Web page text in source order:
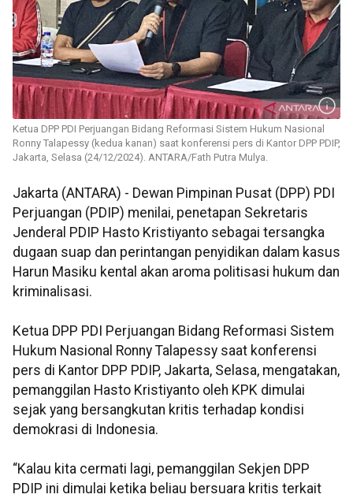
Ketua DPP PDI Perjuangan Bidang Reformasi Sistem Hukum Nasional
Ronny Talapessy (kedua kanan) saat konferensi pers di Kantor DPP PDIP,
Jakarta, Selasa (24/12/2024). ANTARA/Fath Putra Mulya.
Jakarta (ANTARA) - Dewan Pimpinan Pusat (DPP) PDI
Perjuangan (PDIP) menilai, penetapan Sekretaris
Jenderal PDIP Hasto Kristiyanto sebagai tersangka
dugaan suap dan perintangan penyidikan dalam kasus
Harun Masiku kental akan aroma politisasi hukum dan
kriminalisasi.
Ketua DPP PDI Perjuangan Bidang Reformasi Sistem
Hukum Nasional Ronny Talapessy saat konferensi
pers di Kantor DPP PDIP, Jakarta, Selasa, mengatakan,
pemanggilan Hasto Kristiyanto oleh KPK dimulai
sejak yang bersangkutan kritis terhadap kondisi
demokrasi di Indonesia.
“Kalau kita cermati lagi, pemanggilan Sekjen DPP
PDIP ini dimulai ketika beliau bersuara kritis terkait